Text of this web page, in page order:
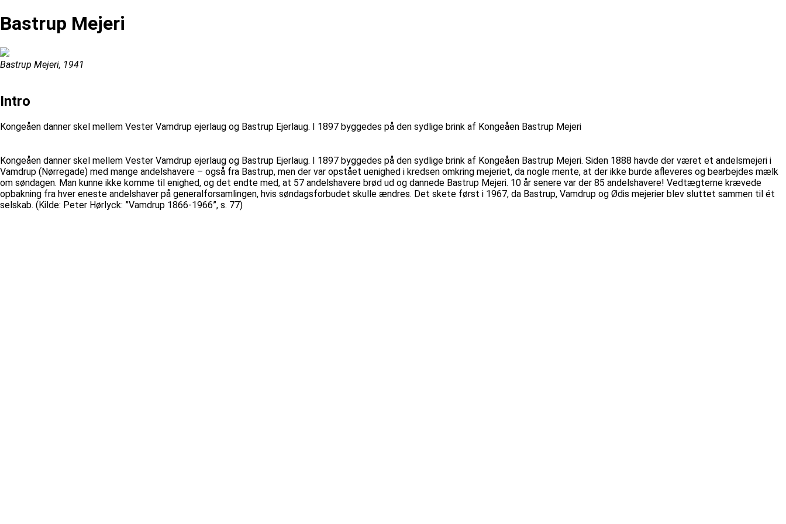
Bastrup Mejeri
Bastrup Mejeri, 1941
Intro
Kongeåen danner skel mellem Vester Vamdrup ejerlaug og Bastrup Ejerlaug. I 1897 byggedes på den sydlige brink af Kongeåen Bastrup Mejeri
Kongeåen danner skel mellem Vester Vamdrup ejerlaug og Bastrup Ejerlaug. I 1897 byggedes på den sydlige brink af Kongeåen Bastrup Mejeri. Siden 1888 havde der været et andelsmejeri i
Vamdrup (Nørregade) med mange andelshavere – også fra Bastrup, men der var opstået uenighed i kredsen omkring mejeriet, da nogle mente, at der ikke burde afleveres og bearbejdes mælk
om søndagen. Man kunne ikke komme til enighed, og det endte med, at 57 andelshavere brød ud og dannede Bastrup Mejeri. 10 år senere var der 85 andelshavere! Vedtægterne krævede
opbakning fra hver eneste andelshaver på generalforsamlingen, hvis søndagsforbudet skulle ændres. Det skete først i 1967, da Bastrup, Vamdrup og Ødis mejerier blev sluttet sammen til ét
selskab. (Kilde: Peter Hørlyck: ”Vamdrup 1866-1966”, s. 77)